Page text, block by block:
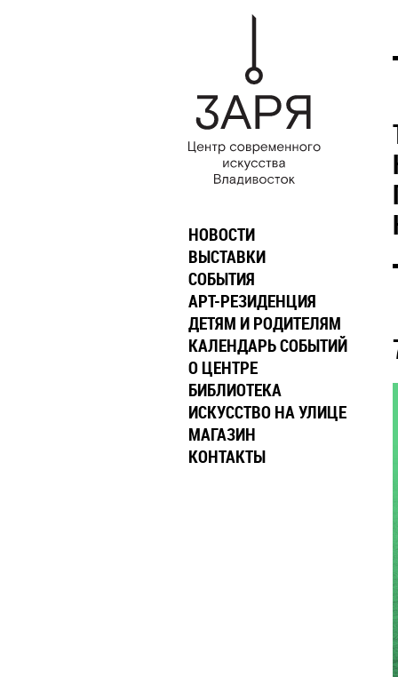
НОВОСТИ
ВЫСТАВКИ
СОБЫТИЯ
АРТ-РЕЗИДЕНЦИЯ
ДЕТЯМ И РОДИТЕЛЯМ
КАЛЕНДАРЬ СОБЫТИЙ
О ЦЕНТРЕ
БИБЛИОТЕКА
ИСКУССТВО НА УЛИЦЕ
МАГАЗИН
КОНТАКТЫ